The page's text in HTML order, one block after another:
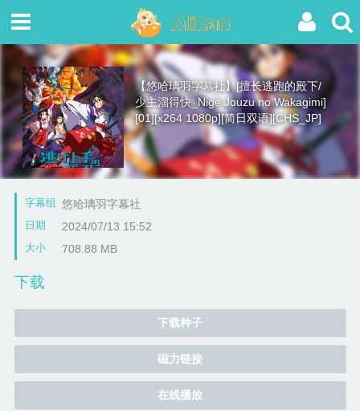
【悠哈璃羽字幕社】[擅长逃跑的殿下/
少主溜得快_Nige Jouzu no Wakagimi]
[01][x264 1080p][简日双语][CHS_JP]
字幕组 悠哈璃羽字幕社
日期 2024/07/13 15:52
大小 708.88 MB
下载
下载种子
磁力链接
在线播放